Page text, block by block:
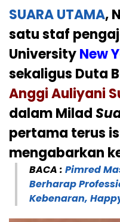
SUARA UTAMA,
satu staf
UniversityNew
sekaligus Duta
Anggi Auliyani
dalam Milad
pertama terus
mengabarkan
BACA : Pimred
Berharap
Kebenaran,